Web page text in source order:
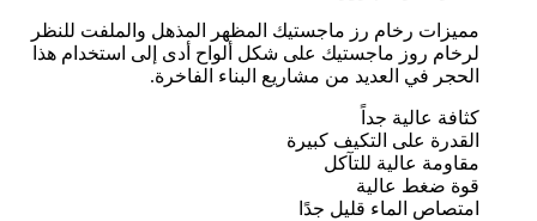
مميزات رخام رز ماجستيك المظهر المذهل والملفت للنظر
لرخام روز ماجستيك على شكل ألواح أدى إلى استخدام هذا
الحجر في العديد من مشاريع البناء الفاخرة.
كثافة عالية جداً
القدرة على التكيف كبيرة
مقاومة عالية للتآكل
قوة ضغط عالية
امتصاص الماء قليل جدًا